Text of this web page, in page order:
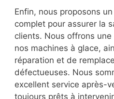
Enfin, nous proposons
complet pour assurer la
clients. Nous offrons
nos machines à glace,
réparation et de
défectueuses. Nous
excellent service après-
toujours prêts à